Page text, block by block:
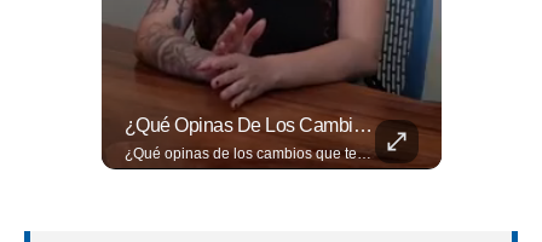
¿Qué Opinas De Los Cambios Que Tendrá Este Proyecto?
¿Qué opinas de los cambios que tendrá este proyecto? Jardines verticales, ciclovía y accesos inclusivos destacan entre las novedades del viaducto Los Chorros. Lee más 👉 eldiariodehoy.com